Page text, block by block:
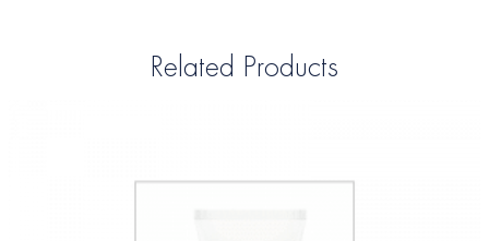
Related Products